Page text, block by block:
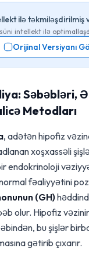
ilə təkmiləşdirilmiş
intellekt ilə
Orijinal Versiyanı
Səbəbləri,
Metodları
, adətən hipofiz
xoşxassəli
endokrinoloji
fəaliyyətini
(GH)
olur. Hipofiz
bu şişlər
gətirib çıxarır.